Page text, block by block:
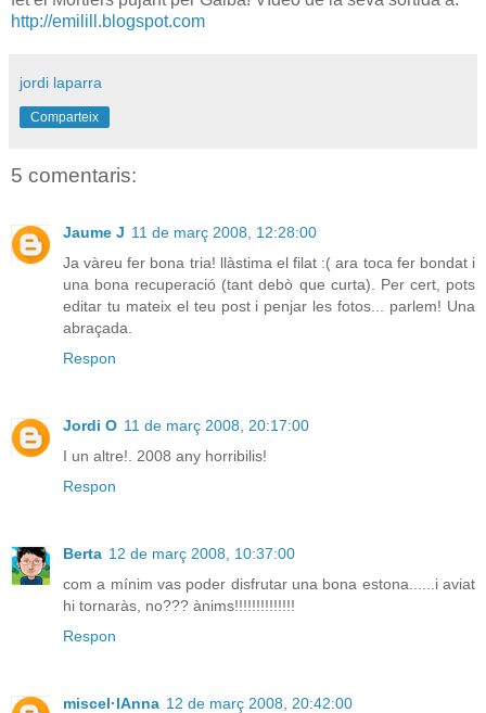
http://emilill.blogspot.com
jordi laparra
Comparteix
5 comentaris:
Jaume J 11 de març 2008, 12:28:00
Ja vàreu fer bona tria! llàstima el filat :( ara toca fer bondat i
una bona recuperació (tant debò que curta). Per cert, pots
editar tu mateix el teu post i penjar les fotos... parlem! Una
abraçada.
Respon
Jordi O 11 de març 2008, 20:17:00
I un altre!. 2008 any horribilis!
Respon
Berta 12 de març 2008, 10:37:00
com a mínim vas poder disfrutar una bona estona......i aviat
hi tornaràs, no??? ànims!!!!!!!!!!!!!!
Respon
miscel·lAnna 12 de març 2008, 20:42:00